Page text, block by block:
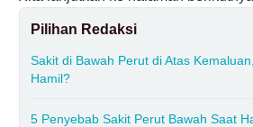
Pilihan Redaksi
Sakit di Bawah Perut di Atas
Hamil?
5 Penyebab Sakit Perut Bawah Saat